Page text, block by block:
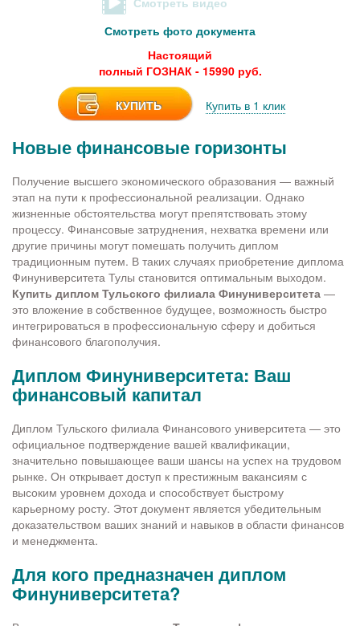
Смотреть фото документа
Настоящий
полный ГОЗНАК - 15990 руб.
КУПИТЬ Купить в 1 клик
Новые финансовые горизонты
Получение высшего экономического образования — важный
этап на пути к профессиональной реализации. Однако
жизненные обстоятельства могут препятствовать этому
процессу. Финансовые затруднения, нехватка времени или
другие причины могут помешать получить диплом
традиционным путем. В таких случаях приобретение диплома
Финуниверситета Тулы становится оптимальным выходом.
Купить диплом Тульского филиала Финуниверситета —
это вложение в собственное будущее, возможность быстро
интегрироваться в профессиональную сферу и добиться
финансового благополучия.
Диплом Финуниверситета: Ваш
финансовый капитал
Диплом Тульского филиала Финансового университета — это
официальное подтверждение вашей квалификации,
значительно повышающее ваши шансы на успех на трудовом
рынке. Он открывает доступ к престижным вакансиям с
высоким уровнем дохода и способствует быстрому
карьерному росту. Этот документ является убедительным
доказательством ваших знаний и навыков в области финансов
и менеджмента.
Для кого предназначен диплом
Финуниверситета?